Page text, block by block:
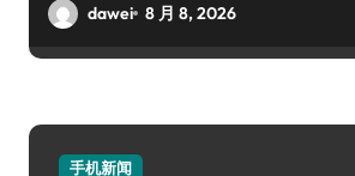
dawei 8 月 8, 2026
手机新闻